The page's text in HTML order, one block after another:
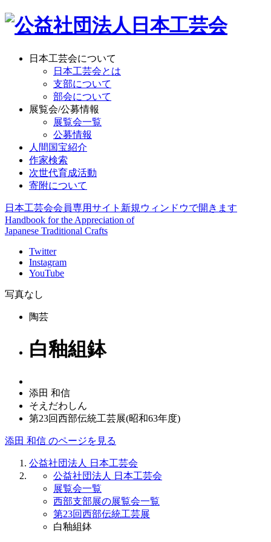
日本工芸会について
日本工芸会とは
支部について
部会について
展覧会/公募情報
展覧会一覧
公募情報
人間国宝紹介
作家検索
次世代育成活動
寄附について
日本工芸会会員専用サイト 新規ウィンドウで開きます
Handbook for the Appreciation of
Japanese Traditional Crafts
Twitter
Instagram
YouTube
写真なし
陶芸
白釉組鉢
添田 和信
そえだわしん
第23回西部伝統工芸展(昭和63年度)
添田 和信 のページを見る
公益社団法人 日本工芸会
公益社団法人 日本工芸会
展覧会一覧
西部支部展の展覧会一覧
第23回西部伝統工芸展
白釉組鉢